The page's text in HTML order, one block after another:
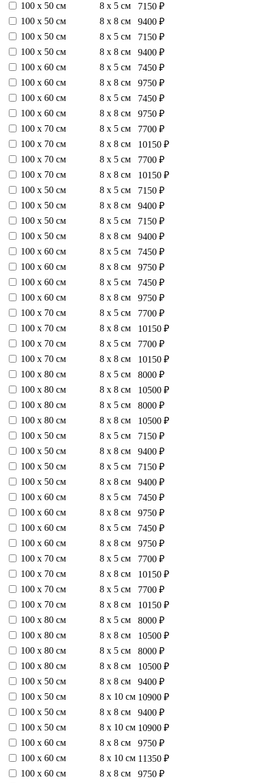
100 х 50 см
8 х 5 см
7150 ₽
100 х 50 см
8 х 8 см
9400 ₽
100 х 50 см
8 х 5 см
7150 ₽
100 х 50 см
8 х 8 см
9400 ₽
100 х 60 см
8 х 5 см
7450 ₽
100 х 60 см
8 х 8 см
9750 ₽
100 х 60 см
8 х 5 см
7450 ₽
100 х 60 см
8 х 8 см
9750 ₽
100 х 70 см
8 х 5 см
7700 ₽
100 х 70 см
8 х 8 см
10150 ₽
100 х 70 см
8 х 5 см
7700 ₽
100 х 70 см
8 х 8 см
10150 ₽
100 х 50 см
8 х 5 см
7150 ₽
100 х 50 см
8 х 8 см
9400 ₽
100 х 50 см
8 х 5 см
7150 ₽
100 х 50 см
8 х 8 см
9400 ₽
100 х 60 см
8 х 5 см
7450 ₽
100 х 60 см
8 х 8 см
9750 ₽
100 х 60 см
8 х 5 см
7450 ₽
100 х 60 см
8 х 8 см
9750 ₽
100 х 70 см
8 х 5 см
7700 ₽
100 х 70 см
8 х 8 см
10150 ₽
100 х 70 см
8 х 5 см
7700 ₽
100 х 70 см
8 х 8 см
10150 ₽
100 х 80 см
8 х 5 см
8000 ₽
100 х 80 см
8 х 8 см
10500 ₽
100 х 80 см
8 х 5 см
8000 ₽
100 х 80 см
8 х 8 см
10500 ₽
100 х 50 см
8 х 5 см
7150 ₽
100 х 50 см
8 х 8 см
9400 ₽
100 х 50 см
8 х 5 см
7150 ₽
100 х 50 см
8 х 8 см
9400 ₽
100 х 60 см
8 х 5 см
7450 ₽
100 х 60 см
8 х 8 см
9750 ₽
100 х 60 см
8 х 5 см
7450 ₽
100 х 60 см
8 х 8 см
9750 ₽
100 х 70 см
8 х 5 см
7700 ₽
100 х 70 см
8 х 8 см
10150 ₽
100 х 70 см
8 х 5 см
7700 ₽
100 х 70 см
8 х 8 см
10150 ₽
100 х 80 см
8 х 5 см
8000 ₽
100 х 80 см
8 х 8 см
10500 ₽
100 х 80 см
8 х 5 см
8000 ₽
100 х 80 см
8 х 8 см
10500 ₽
100 х 50 см
8 х 8 см
9400 ₽
100 х 50 см
8 х 10 см 10900 ₽
100 х 50 см
8 х 8 см
9400 ₽
100 х 50 см
8 х 10 см 10900 ₽
100 х 60 см
8 х 8 см
9750 ₽
100 х 60 см
8 х 10 см 11350 ₽
100 х 60 см
8 х 8 см
9750 ₽